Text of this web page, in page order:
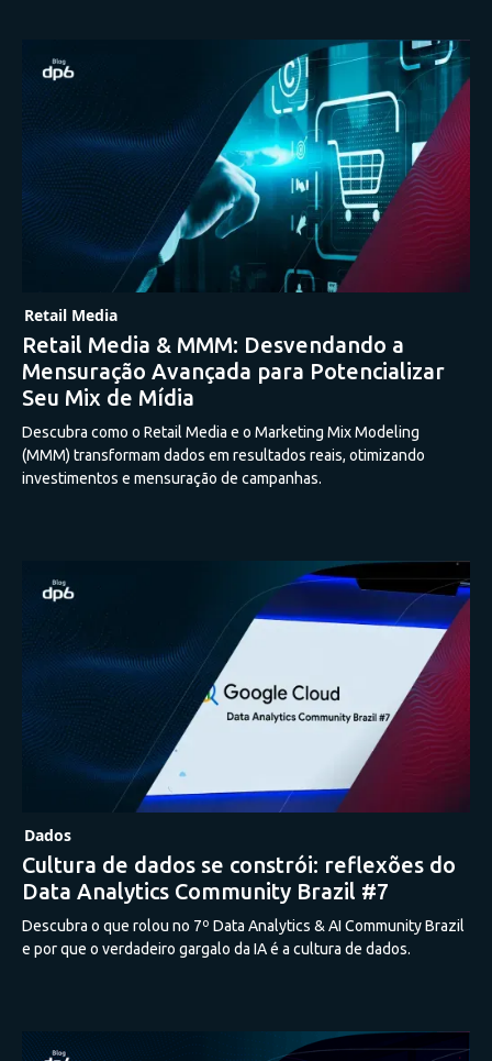
Retail Media
Retail Media & MMM: Desvendando a
Mensuração Avançada para Potencializar
Seu Mix de Mídia
Descubra como o Retail Media e o Marketing Mix Modeling
(MMM) transformam dados em resultados reais, otimizando
investimentos e mensuração de campanhas.
Dados
Cultura de dados se constrói: reflexões do
Data Analytics Community Brazil #7
Descubra o que rolou no 7º Data Analytics & AI Community Brazil
e por que o verdadeiro gargalo da IA é a cultura de dados.